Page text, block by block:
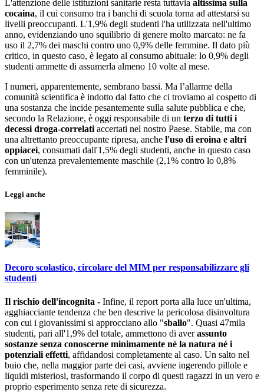
L'attenzione delle istituzioni sanitarie resta tuttavia altissima sulla
cocaina, il cui consumo tra i banchi di scuola torna ad attestarsi su
livelli preoccupanti. L'1,9% degli studenti l'ha utilizzata nell'ultimo
anno, evidenziando uno squilibrio di genere molto marcato: ne fa
uso il 2,7% dei maschi contro uno 0,9% delle femmine. Il dato più
critico, in questo caso, è legato al consumo abituale: lo 0,9% degli
studenti ammette di assumerla almeno 10 volte al mese.
I numeri, apparentemente, sembrano bassi. Ma l’allarme della
comunità scientifica è indotto dal fatto che ci troviamo al cospetto di
una sostanza che incide pesantemente sulla salute pubblica e che,
secondo la Relazione, è oggi responsabile di un terzo di tutti i
decessi droga-correlati accertati nel nostro Paese. Stabile, ma con
una altrettanto preoccupante ripresa, anche l'uso di eroina e altri
oppiacei, consumati dall'1,5% degli studenti, anche in questo caso
con un'utenza prevalentemente maschile (2,1% contro lo 0,8%
femminile).
Leggi anche
Decoro scolastico, circolare del MIM per responsabilizzare gli
studenti
Il rischio dell'incognita - Infine, il report porta alla luce un'ultima,
agghiacciante tendenza che ben descrive la pericolosa disinvoltura
con cui i giovanissimi si approcciano allo "sballo". Quasi 47mila
studenti, pari all'1,9% del totale, ammettono di averassunto
sostanze senza conoscerne minimamente né la natura né i
potenziali effetti, affidandosi completamente al caso. Un salto nel
buio che, nella maggior parte dei casi, avviene ingerendo pillole e
liquidi misteriosi, trasformando il corpo di questi ragazzi in un vero e
proprio esperimento senza rete di sicurezza.